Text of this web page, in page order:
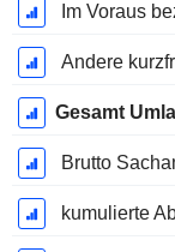
Im Voraus
Andere
Gesamt
Brutto
kumulierte